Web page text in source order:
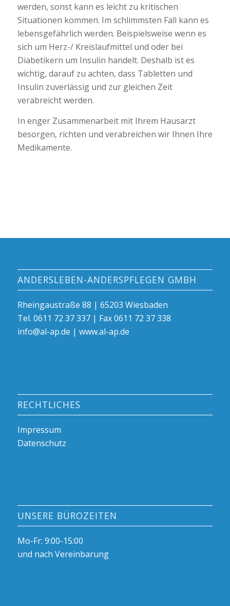
werden, sonst kann es leicht zu kritischen
Situationen kommen. Im schlimmsten Fall kann es
lebensgefährlich werden. Beispielsweise wenn es
sich um Herz-/ Kreislaufmittel und oder bei
Diabetikern um Insulin handelt. Deshalb ist es
wichtig, darauf zu achten, dass Tabletten und
Insulin zuverlässig und zur gleichen Zeit
verabreicht werden.
In enger Zusammenarbeit mit Ihrem Hausarzt
besorgen, richten und verabreichen wir Ihnen Ihre
Medikamente.
ANDERSLEBEN-ANDERSPFLEGEN GMBH
Rheingaustraße 88 | 65203 Wiesbaden
Tel. 0611 72 37 337 | Fax 0611 72 37 338
info@al-ap.de | www.al-ap.de
RECHTLICHES
Impressum
Datenschutz
UNSERE BÜROZEITEN
Mo-Fr: 9:00-15:00
und nach Vereinbarung